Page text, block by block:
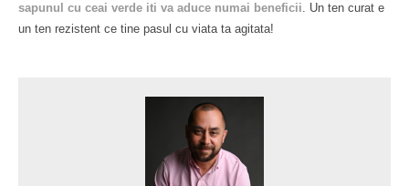
sapunul cu ceai verde iti va aduce numai beneficii. Un ten curat e
un ten rezistent ce tine pasul cu viata ta agitata!